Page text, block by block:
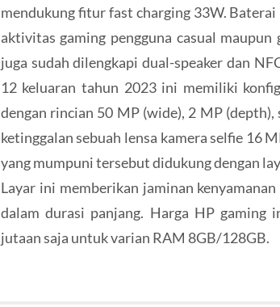
mendukung fitur fast charging 33W.
aktivitas gaming pengguna casual
juga sudah dilengkapi dual-speaker dan
12 keluaran tahun 2023 ini memiliki
dengan rincian 50 MP (wide), 2 MP
ketinggalan sebuah lensa kamera selfie 16
yang mumpuni tersebut didukung dengan
Layar ini memberikan jaminan
dalam durasi panjang. Harga HP
jutaan saja untuk varian RAM 8GB/128GB.